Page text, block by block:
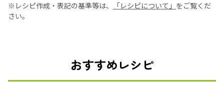
※レシピ作成・表記の基準等は、
「レシピについて」 をご覧くだ
さい。
おすすめレシピ